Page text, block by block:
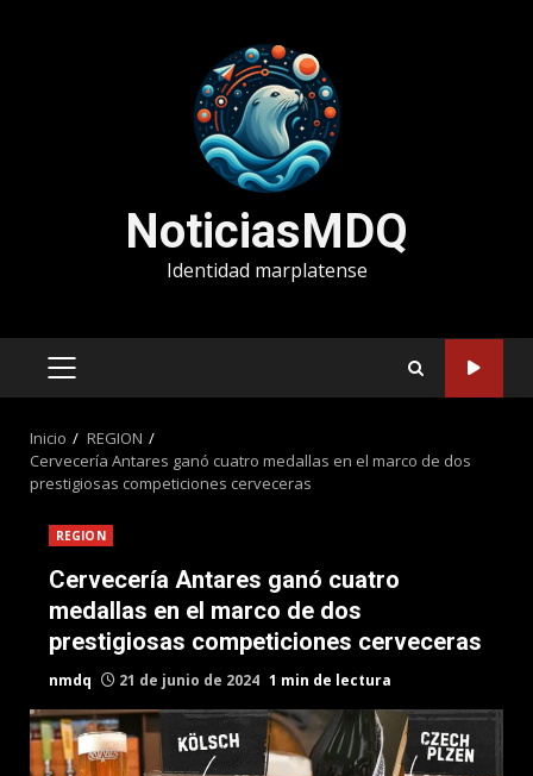
NoticiasMDQ
Identidad marplatense
MENÚ
Inicio
REGION
Cervecería Antares ganó cuatro medallas en el marco de dos
prestigiosas competiciones cerveceras
REGION
Cervecería Antares ganó cuatro
medallas en el marco de dos
prestigiosas competiciones cerveceras
nmdq 21 de junio de 2024 1 min de lectura